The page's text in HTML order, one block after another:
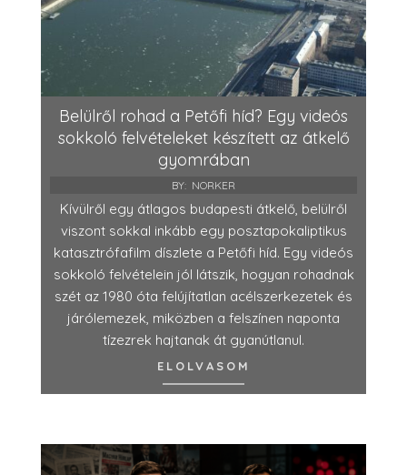
Belülről rohad a Petőfi híd? Egy videós
sokkoló felvételeket készített az átkelő
gyomrában
BY: NORKER
Kívülről egy átlagos budapesti átkelő, belülről
viszont sokkal inkább egy posztapokaliptikus
katasztrófafilm díszlete a Petőfi híd. Egy videós
sokkoló felvételein jól látszik, hogyan rohadnak
szét az 1980 óta felújítatlan acélszerkezetek és
járólemezek, miközben a felszínen naponta
tízezrek hajtanak át gyanútlanul.
ELOLVASOM